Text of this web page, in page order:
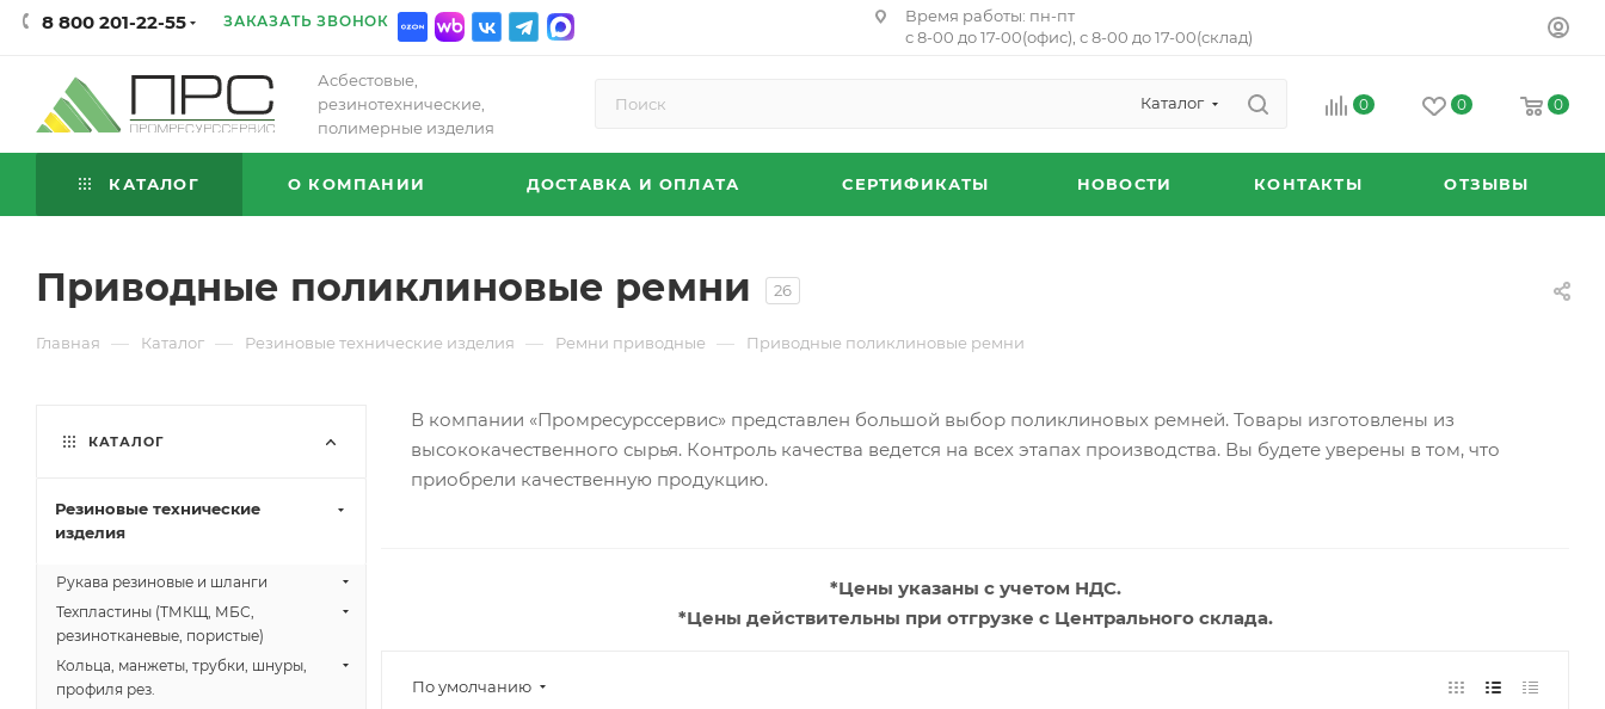
8 800 201-22-55 ЗАКАЗАТЬ ЗВОНОК
Время работы: пн-пт
с 8-00 до 17-00(офис), с 8-00 до 17-00(склад)
Асбестовые,
резинотехнические,
полимерные изделия
Каталог 0 0 0
КАТАЛОГ О КОМПАНИИ ДОСТАВКА И ОПЛАТА СЕРТИФИКАТЫ НОВОСТИ КОНТАКТЫ ОТЗЫВЫ
Приводные поликлиновые ремни 26
Главная — Каталог — Резиновые технические изделия — Ремни приводные — Приводные поликлиновые ремни
В компании «Промресурссервис» представлен большой выбор поликлиновых ремней. Товары изготовлены из
высококачественного сырья. Контроль качества ведется на всех этапах производства. Вы будете уверены в том, что
приобрели качественную продукцию.
*Цены указаны с учетом НДС.
*Цены действительны при отгрузке с Центрального склада.
По умолчанию
КАТАЛОГ
Резиновые технические
изделия
Рукава резиновые и шланги
Техпластины (ТМКЩ, МБС,
резинотканевые, пористые)
Кольца, манжеты, трубки, шнуры,
профиля рез.